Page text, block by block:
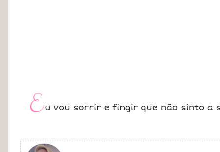
Eu vou sorrir e fingir que não sinto a